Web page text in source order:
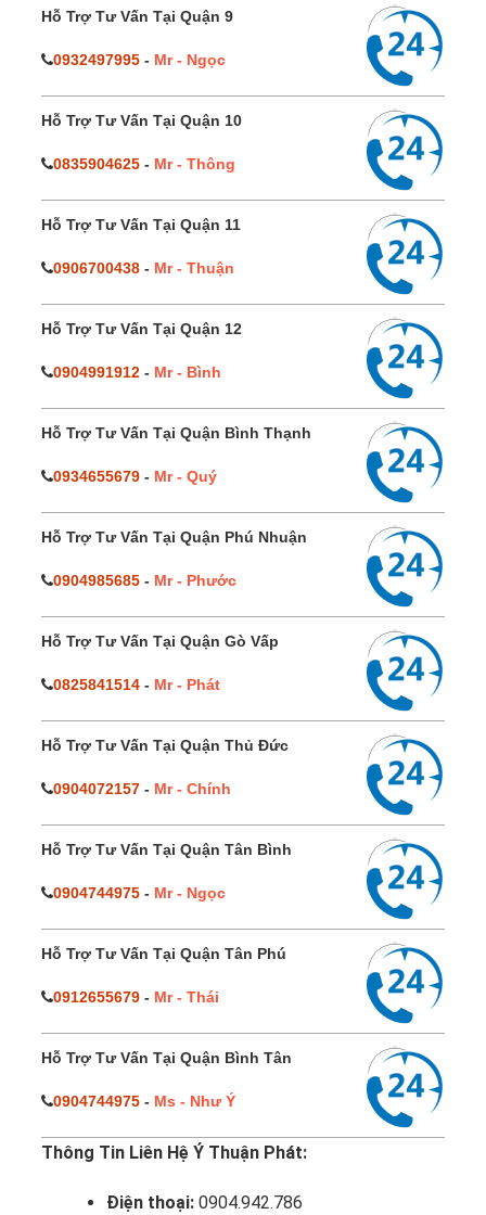
Hỗ Trợ Tư Vấn Tại Quận 9
0932497995 - Mr - Ngọc
Hỗ Trợ Tư Vấn Tại Quận 10
0835904625 - Mr - Thông
Hỗ Trợ Tư Vấn Tại Quận 11
0906700438 - Mr - Thuận
Hỗ Trợ Tư Vấn Tại Quận 12
0904991912 - Mr - Bình
Hỗ Trợ Tư Vấn Tại Quận Bình Thạnh
0934655679 - Mr - Quý
Hỗ Trợ Tư Vấn Tại Quận Phú Nhuận
0904985685 - Mr - Phước
Hỗ Trợ Tư Vấn Tại Quận Gò Vấp
0825841514 - Mr - Phát
Hỗ Trợ Tư Vấn Tại Quận Thủ Đức
0904072157 - Mr - Chính
Hỗ Trợ Tư Vấn Tại Quận Tân Bình
0904744975 - Mr - Ngọc
Hỗ Trợ Tư Vấn Tại Quận Tân Phú
0912655679 - Mr - Thái
Hỗ Trợ Tư Vấn Tại Quận Bình Tân
0904744975 - Ms - Như Ý
Thông Tin Liên Hệ Ý Thuận Phát:
Điện thoại: 0904.942.786